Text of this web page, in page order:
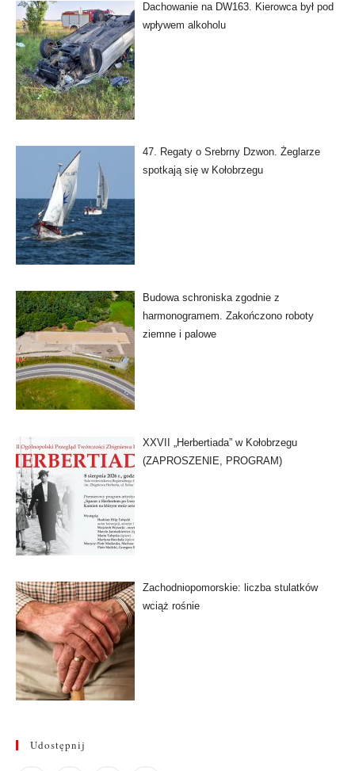
Dachowanie na DW163. Kierowca był pod
wpływem alkoholu
47. Regaty o Srebrny Dzwon. Żeglarze
spotkają się w Kołobrzegu
Budowa schroniska zgodnie z
harmonogramem. Zakończono roboty
ziemne i palowe
XXVII „Herbertiada” w Kołobrzegu
(ZAPROSZENIE, PROGRAM)
Zachodniopomorskie: liczba stulatków
wciąż rośnie
Udostępnij